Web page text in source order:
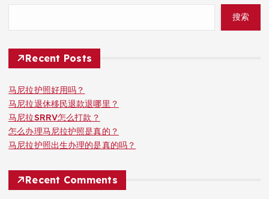
搜索
Recent Posts
马尼拉护照好用吗？
马尼拉退休移民退款退哪里？
马尼拉SRRV怎么打款？
怎么办理马尼拉护照是真的？
马尼拉护照出生办理的是真的吗？
Recent Comments